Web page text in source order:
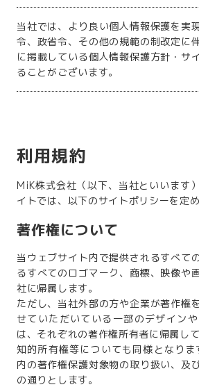
当社では、より良い個人情報保護を実
令、政省令、その他の規範の制改定に
に掲載している個人情報保護方針・サ
ることがございます。
利用規約
MiK株式会社（以下、当社といいます
イトでは、以下のサイトポリシーを定め
著作権について
当ウェブサイト内で提供されるすべて
るすべてのロゴマーク、商標、映像や
社に帰属します。
ただし、当社外部の方や企業が著作権
せていただいている一部のデザイン
は、それぞれの著作権所有者に帰属して
知的所有権等についても同様となり
内の著作権保護対象物の取り扱い、及
の通りとします。